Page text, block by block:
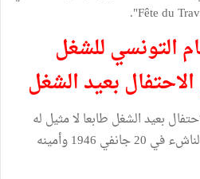
التونسي للشغل
بعيد الشغل
1946 اتخذ الاحتفال بعيد الشغل طابعا لا مثيل له
بقيادة الاتحاد التونسي للشغل الناشء في 20 جانفي 1946 وأمينه